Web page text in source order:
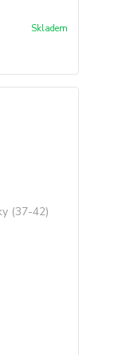
Skladem